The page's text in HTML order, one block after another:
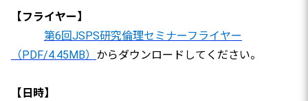
【フライヤー】
第6回JSPS研究倫理セミナーフライヤー
（PDF/4.45MB） からダウンロードしてください。
【日時】